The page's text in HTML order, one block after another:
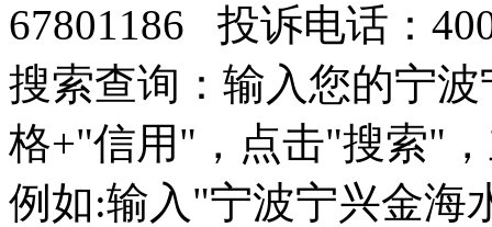
67801186 投诉电话：
搜索查询：输入您的宁
格+"信用"，点击"搜索"
例如:输入"宁波宁兴金海